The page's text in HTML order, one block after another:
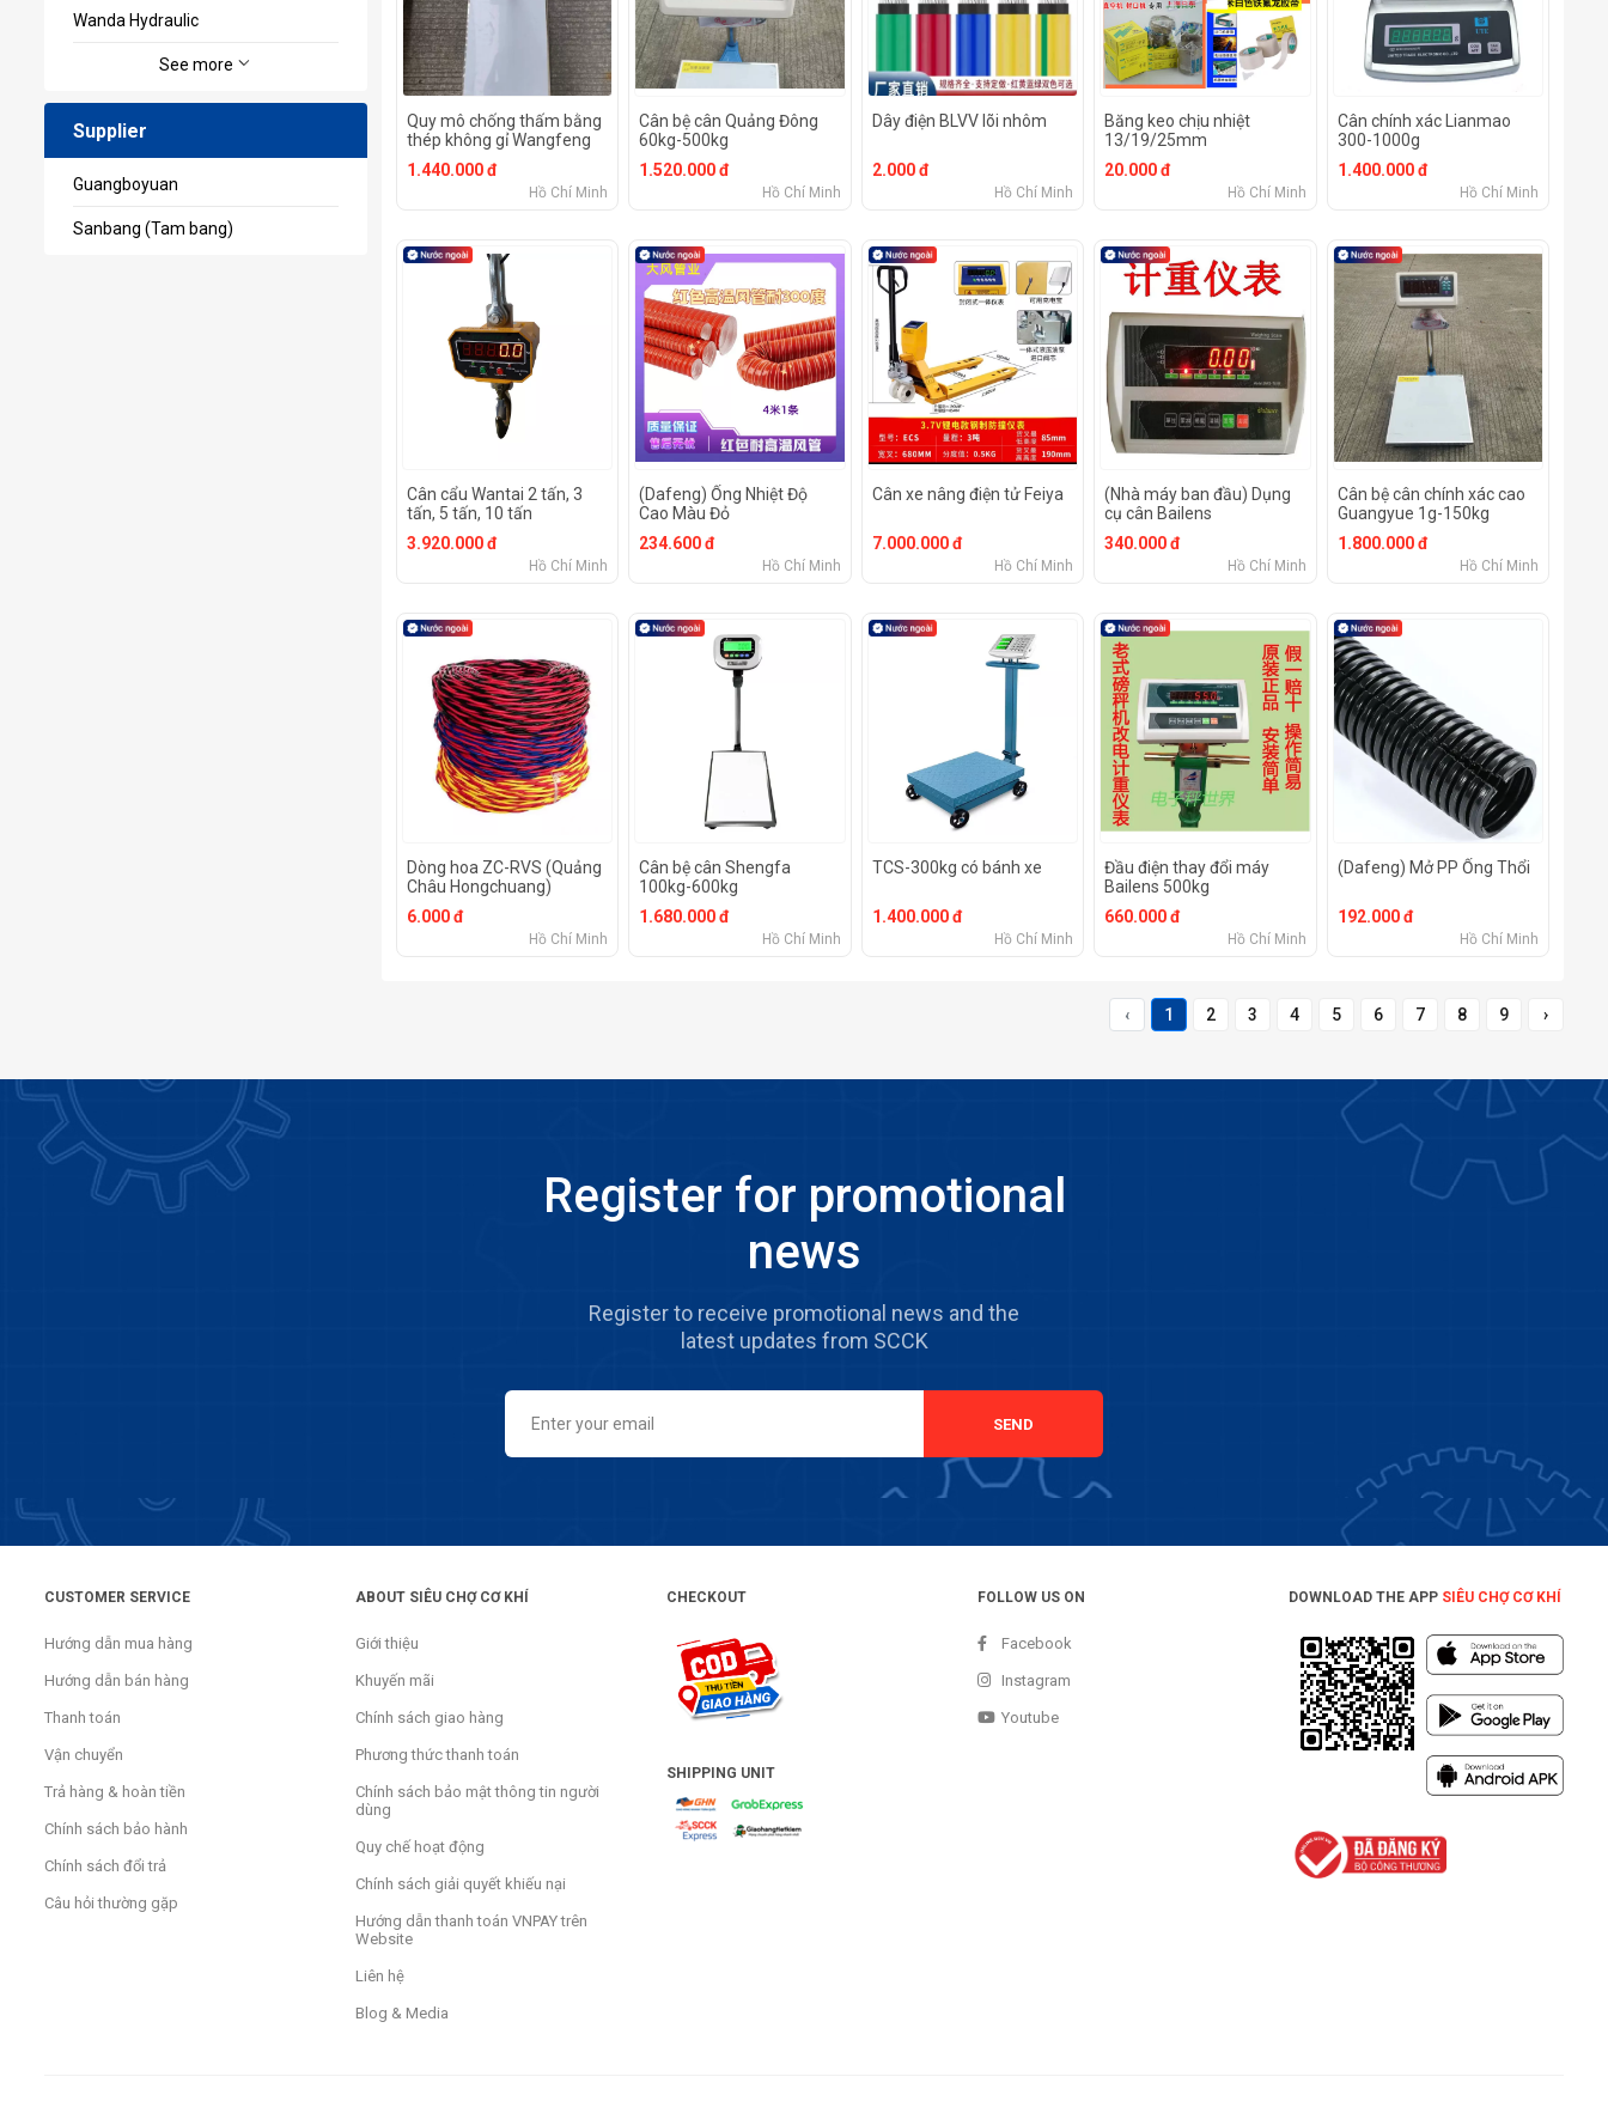
Wanda Hydraulic
See more
Supplier
Guangboyuan
Sanbang (Tam bang)
Quy mô chống thấm bằng
thép không gỉ Wangfeng
30kg-500kg
1.440.000 đ
Hồ Chí Minh
Cân bệ cân Quảng Đông
60kg-500kg
1.520.000 đ
Hồ Chí Minh
Dây điện BLVV lõi nhôm
2.000 đ
Hồ Chí Minh
Băng keo chịu nhiệt
13/19/25mm
20.000 đ
Hồ Chí Minh
Cân chính xác Lianmao
300-1000g
1.400.000 đ
Hồ Chí Minh
Cân cẩu Wantai 2 tấn, 3
tấn, 5 tấn, 10 tấn
3.920.000 đ
Hồ Chí Minh
(Dafeng) Ống Nhiệt Độ
Cao Màu Đỏ
234.600 đ
Hồ Chí Minh
Cân xe nâng điện tử Feiya
7.000.000 đ
Hồ Chí Minh
(Nhà máy ban đầu) Dụng
cụ cân Bailens
340.000 đ
Hồ Chí Minh
Cân bệ cân chính xác cao
Guangyue 1g-150kg
1.800.000 đ
Hồ Chí Minh
Dòng hoa ZC-RVS (Quảng
Châu Hongchuang)
6.000 đ
Hồ Chí Minh
Cân bệ cân Shengfa
100kg-600kg
1.680.000 đ
Hồ Chí Minh
TCS-300kg có bánh xe
1.400.000 đ
Hồ Chí Minh
Đầu điện thay đổi máy
Bailens 500kg
660.000 đ
Hồ Chí Minh
(Dafeng) Mở PP Ống Thổi
192.000 đ
Hồ Chí Minh
‹ 1 2 3 4 5 6 7 8 9 ›
Register for promotional
news
Register to receive promotional news and the
latest updates from SCCK
SEND
CUSTOMER SERVICE
Hướng dẫn mua hàng
Hướng dẫn bán hàng
Thanh toán
Vận chuyển
Trả hàng & hoàn tiền
Chính sách bảo hành
Chính sách đổi trả
Câu hỏi thường gặp
ABOUT SIÊU CHỢ CƠ KHÍ
Giới thiệu
Khuyến mãi
Chính sách giao hàng
Phương thức thanh toán
Chính sách bảo mật thông tin người
dùng
Quy chế hoạt động
Chính sách giải quyết khiếu nại
Hướng dẫn thanh toán VNPAY trên
Website
Liên hệ
Blog & Media
CHECKOUT
SHIPPING UNIT
FOLLOW US ON
Facebook
Instagram
Youtube
DOWNLOAD THE APP SIÊU CHỢ CƠ KHÍ